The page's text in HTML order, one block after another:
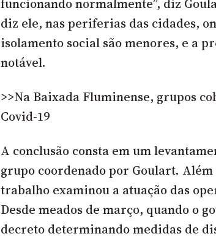
funcionando normalmente”, diz
diz ele, nas periferias das cidades,
isolamento social são menores, e a
notável.
>>Na Baixada Fluminense, grupos
Covid-19
A conclusão consta em um
grupo coordenado por Goulart.
trabalho examinou a atuação das
Desde meados de março, quando o
decreto determinando medidas de